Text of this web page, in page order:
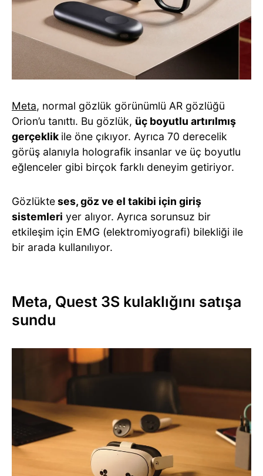
Meta, normal gözlük görünümlü AR gözlüğü
Orion’u tanıttı. Bu gözlük, üç boyutlu artırılmış
gerçeklik ile öne çıkıyor. Ayrıca 70 derecelik
görüş alanıyla holografik insanlar ve üç boyutlu
eğlenceler gibi birçok farklı deneyim getiriyor.
Gözlükteses, göz ve el takibi için giriş
sistemleri yer alıyor. Ayrıca sorunsuz bir
etkileşim için EMG (elektromiyografi) bilekliği ile
bir arada kullanılıyor.
Meta, Quest 3S kulaklığını satışa
sundu